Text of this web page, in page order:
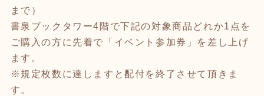
まで）
書泉ブックタワー4階で下記の対象商品どれか1点を
ご購入の方に先着で「イベント参加券」を差し上げ
ます。
※規定枚数に達しますと配付を終了させて頂きま
す。